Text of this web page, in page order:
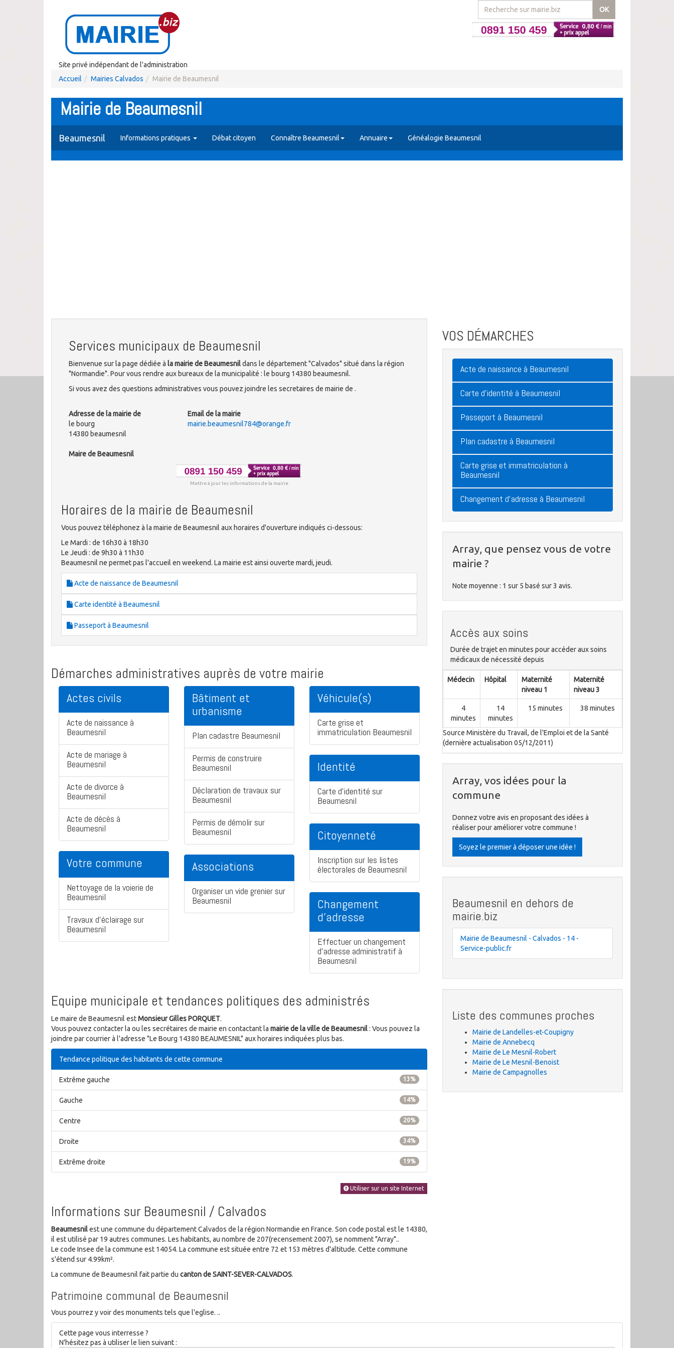
OK
Site privé indépendant de l'administration
Accueil
Mairies Calvados Mairie de Beaumesnil
Mairie de Beaumesnil
Beaumesnil Informations pratiques Débat citoyen Connaître Beaumesnil Annuaire Généalogie Beaumesnil
Services municipaux de Beaumesnil
Bienvenue sur la page dédiée à la mairie de Beaumesnildans le département "Calvados" situé dans la région
"Normandie". Pour vous rendre aux bureaux de la municipalité : le bourg 14380 beaumesnil.
Si vous avez des questions administratives vous pouvez joindre les secretaires de mairie de .
Adresse de la mairie de
le bourg
14380 beaumesnil
Maire de Beaumesnil
Email de la mairie
mairie.beaumesnil784@orange.fr
Mettre à jour les informations de la mairie
Horaires de la mairie de Beaumesnil
Vous pouvez téléphonez à la mairie de Beaumesnil aux horaires d'ouverture indiqués ci-dessous:
Le Mardi : de 16h30 à 18h30
Le Jeudi : de 9h30 à 11h30
Beaumesnil ne permet pas l'accueil en weekend. La mairie est ainsi ouverte mardi, jeudi.
Acte de naissance de Beaumesnil
Carte identité à Beaumesnil
Passeport à Beaumesnil
Démarches administratives auprès de votre mairie
Actes civils
Acte de naissance à
Beaumesnil
Acte de mariage à
Beaumesnil
Acte de divorce à
Beaumesnil
Acte de décès à
Beaumesnil
Votre commune
Nettoyage de la voierie de
Beaumesnil
Travaux d'éclairage sur
Beaumesnil
Bâtiment et
urbanisme
Plan cadastre Beaumesnil
Permis de construire
Beaumesnil
Déclaration de travaux sur
Beaumesnil
Permis de démolir sur
Beaumesnil
Associations
Organiser un vide grenier sur
Beaumesnil
Véhicule(s)
Carte grise et
immatriculation Beaumesnil
Identité
Carte d'identité sur
Beaumesnil
Citoyenneté
Inscription sur les listes
électorales de Beaumesnil
Changement
d'adresse
Effectuer un changement
d'adresse administratif à
Beaumesnil
Equipe municipale et tendances politiques des administrés
Le maire de Beaumesnil estMonsieur Gilles PORQUET.
Vous pouvez contacter la ou les secrétaires de mairie en contactant la mairie de la ville de Beaumesnil: Vous pouvez la
joindre par courrier à l'adresse "Le Bourg 14380 BEAUMESNIL" aux horaires indiquées plus bas.
Tendance politique des habitants de cette commune
13%
Extrême gauche
14%
Gauche
20%
Centre
34%
Droite
19%
Extrême droite
Utiliser sur un site Internet
Informations sur Beaumesnil / Calvados
Beaumesnilest une commune du département Calvados de la région Normandie en France. Son code postal est le 14380,
il est utilisé par 19 autres communes. Les habitants, au nombre de 207(recensement 2007), se nomment "Array"..
Le code Insee de la commune est 14054. La commune est située entre 72 et 153 mètres d'altitude. Cette commune
s'étend sur 4.99km².
La commune de Beaumesnil fait partie du canton de SAINT-SEVER-CALVADOS.
Patrimoine communal de Beaumesnil
Vous pourrez y voir des monuments tels que l'eglise. ..
VOS DÉMARCHES
Acte de naissance à Beaumesnil
Carte d'identité à Beaumesnil
Passeport à Beaumesnil
Plan cadastre à Beaumesnil
Carte grise et immatriculation à
Beaumesnil
Changement d'adresse à Beaumesnil
Array, que pensez vous de votre
mairie ?
Note moyenne : 1 sur 5 basé sur3 avis.
Accès aux soins
Durée de trajet en minutes pour accéder aux soins
médicaux de nécessité depuis
Médecin Hôpital
Maternité
niveau 1
Maternité
niveau 3
4
minutes
14
minutes
15 minutes 38 minutes
Source Ministère du Travail, de l'Emploi et de la Santé
(dernière actualisation 05/12/2011)
Array, vos idées pour la
commune
Donnez votre avis en proposant des idées à
réaliser pour améliorer votre commune !
Soyez le premier à déposer une idée !
Beaumesnil en dehors de
mairie.biz
Mairie de Beaumesnil - Calvados - 14 -
Service-public.fr
Liste des communes proches
Mairie de Landelles-et-Coupigny
Mairie de Annebecq
Mairie de Le Mesnil-Robert
Mairie de Le Mesnil-Benoist
Mairie de Campagnolles
Cette page vous interresse ?
N'hésitez pas à utiliser le lien suivant :